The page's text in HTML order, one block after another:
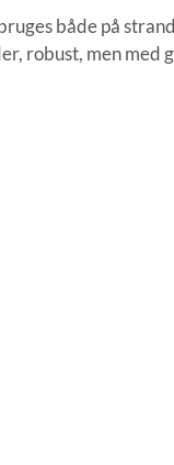
både på
robust, men med